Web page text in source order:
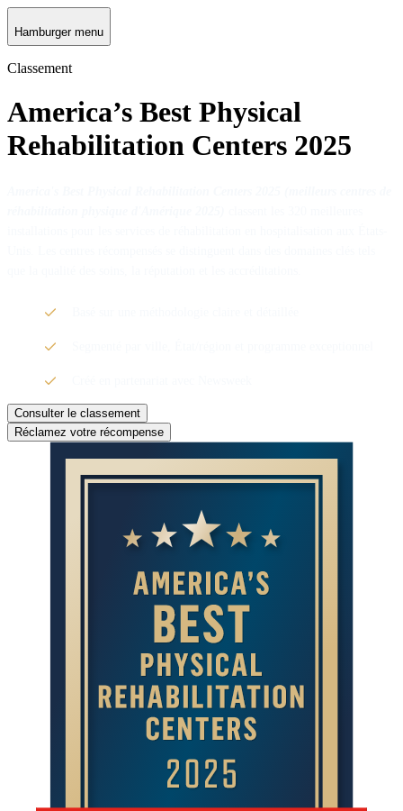
Hamburger menu
Classement
America’s Best Physical
Rehabilitation Centers 2025
Consulter le classement
Réclamez votre récompense